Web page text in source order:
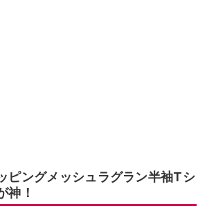
ピングメッシュラグラン半袖Tシ
神！